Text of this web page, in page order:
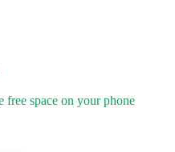
free space on your phone